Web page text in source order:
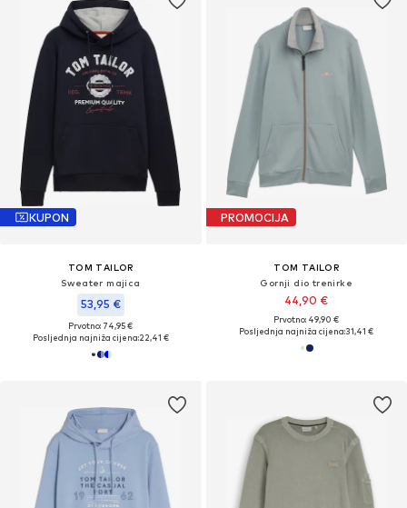
KUPON
TOM TAILOR
Sweater majica
53,95 €
Prvotno: 74,95 €
Posljednja najniža cijena:22,41 €
PROMOCIJA
TOM TAILOR
Gornji dio trenirke
44,90 €
Prvotno: 49,90 €
Posljednja najniža cijena:31,41 €